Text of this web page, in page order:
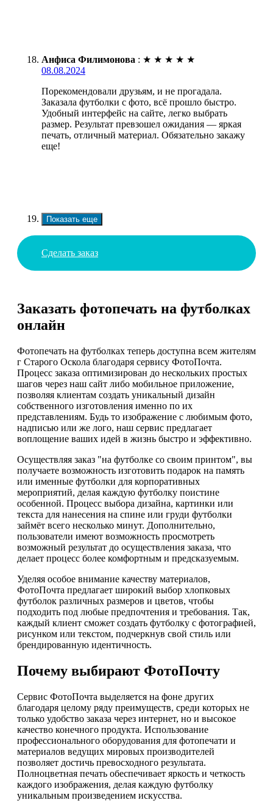
Анфиса Филимонова : ★ ★ ★ ★ ★
08.08.2024
Порекомендовали друзьям, и не прогадала.
Заказала футболки с фото, всё прошло быстро.
Удобный интерфейс на сайте, легко выбрать
размер. Результат превзошел ожидания — яркая
печать, отличный материал. Обязательно закажу
еще!
Показать еще
Сделать заказ
Заказать фотопечать на футболках
онлайн
Фотопечать на футболках теперь доступна всем жителям
г Старого Оскола благодаря сервису ФотоПочта.
Процесс заказа оптимизирован до нескольких простых
шагов через наш сайт либо мобильное приложение,
позволяя клиентам создать уникальный дизайн
собственного изготовления именно по их
представлениям. Будь то изображение с любимым фото,
надписью или же лого, наш сервис предлагает
воплощение ваших идей в жизнь быстро и эффективно.
Осуществляя заказ "на футболке со своим принтом", вы
получаете возможность изготовить подарок на память
или именные футболки для корпоративных
мероприятий, делая каждую футболку поистине
особенной. Процесс выбора дизайна, картинки или
текста для нанесения на спине или груди футболки
займёт всего несколько минут. Дополнительно,
пользователи имеют возможность просмотреть
возможный результат до осуществления заказа, что
делает процесс более комфортным и предсказуемым.
Уделяя особое внимание качеству материалов,
ФотоПочта предлагает широкий выбор хлопковых
футболок различных размеров и цветов, чтобы
подходить под любые предпочтения и требования. Так,
каждый клиент сможет создать футболку с фотографией,
рисунком или текстом, подчеркнув свой стиль или
брендированную идентичность.
Почему выбирают ФотоПочту
Сервис ФотоПочта выделяется на фоне других
благодаря целому ряду преимуществ, среди которых не
только удобство заказа через интернет, но и высокое
качество конечного продукта. Использование
профессионального оборудования для фотопечати и
материалов ведущих мировых производителей
позволяет достичь превосходного результата.
Полноцветная печать обеспечивает яркость и четкость
каждого изображения, делая каждую футболку
уникальным произведением искусства.